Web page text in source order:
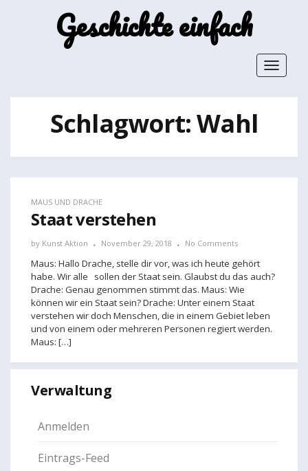
Geschichte einfach
Toggle
Schlagwort:Wahl
MAUS UND DRACHE
Staat verstehen
by Kunst Aktion November 29, 2018 No Comments
Maus: Hallo Drache, stelle dir vor, was ich heute gehört
habe. Wir alle sollen der Staat sein. Glaubst du das auch?
Drache: Genau genommen stimmt das. Maus: Wie
können wir ein Staat sein? Drache: Unter einem Staat
verstehen wir doch Menschen, die in einem Gebiet leben
und von einem oder mehreren Personen regiert werden.
Maus: […]
Verwaltung
Anmelden
Eintrags-Feed